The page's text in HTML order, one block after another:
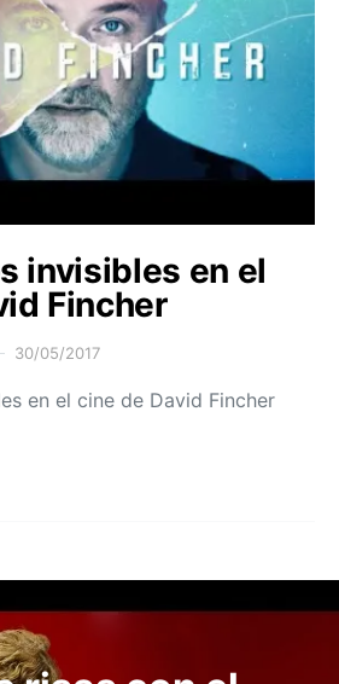
invisibles en el
Fincher
30/05/2017
en el cine de David Fincher